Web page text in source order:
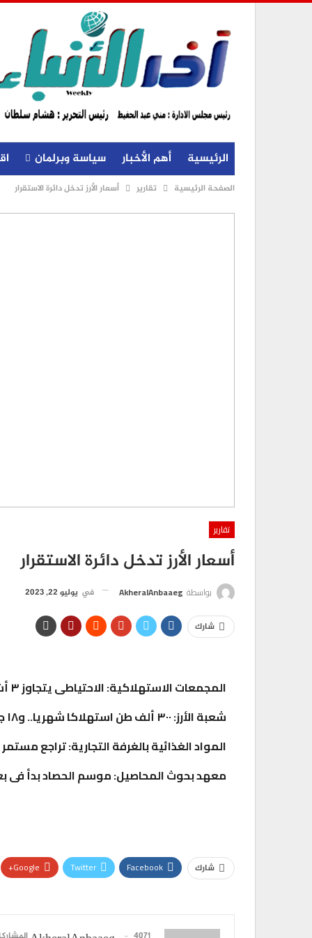
الرئيسية أهم الأخبار سياسة وبرلمان
الصفحة الرئيسية تقارير أسعار الأرز تدخل دائرة الاستقرار
تقارير
أسعار الأرز تدخل دائرة الاستقرار
بواسطة AkheralAnbaaeg في يوليو 22, 2023
شارك
المجمعات الاستهلاكية: الاحتياطى يتجاوز ٣ أشهر.. و٢٠٪ تخفيضات بالمنافذ
شعبة الأرز: ٣٠٠ ألف طن استهلاكا شهريا.. و١٨ جنيها سعر الجملة للكيلو المستورد
المواد الغذائية بالغرفة التجارية: تراجع
معهد بحوث المحاصيل: موسم الحصاد بدأ فى
شارك Facebook
Twitter
Google+
تقارير
تقارير